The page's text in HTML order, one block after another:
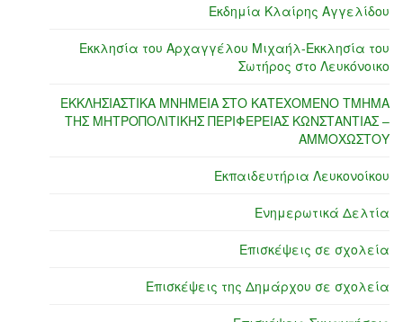
Εκδημία Κλαίρης Αγγελίδου
Εκκλησία του Αρχαγγέλου Μιχαήλ-Εκκλησία του
Σωτήρος στο Λευκόνοικο
ΕΚΚΛΗΣΙΑΣΤΙΚΑ ΜΝΗΜΕΙΑ ΣΤΟ ΚΑΤΕΧΟΜΕΝΟ ΤΜΗΜΑ
ΤΗΣ ΜΗΤΡΟΠΟΛΙΤΙΚΗΣ ΠΕΡΙΦΕΡΕΙΑΣ ΚΩΝΣΤΑΝΤΙΑΣ –
ΑΜΜΟΧΩΣΤΟΥ
Εκπαιδευτήρια Λευκονοίκου
Ενημερωτικά Δελτία
Επισκέψεις σε σχολεία
Επισκέψεις της Δημάρχου σε σχολεία